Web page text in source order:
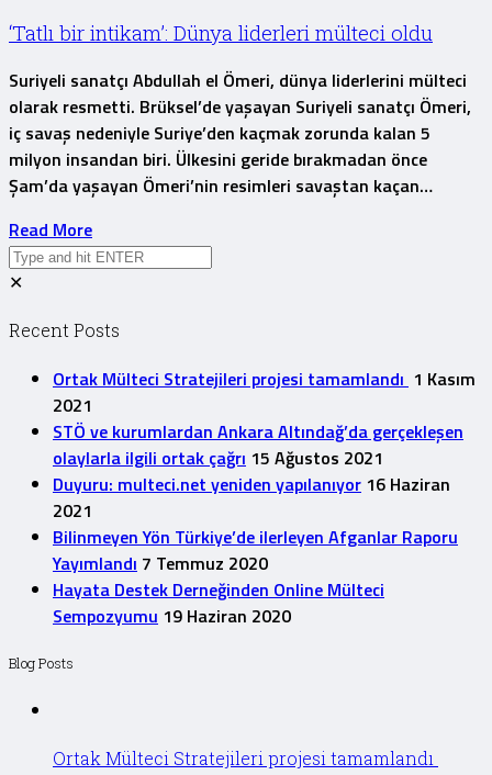
‘Tatlı bir intikam’: Dünya liderleri mülteci oldu
Suriyeli sanatçı Abdullah el Ömeri, dünya liderlerini mülteci
olarak resmetti. Brüksel’de yaşayan Suriyeli sanatçı Ömeri,
iç savaş nedeniyle Suriye’den kaçmak zorunda kalan 5
milyon insandan biri. Ülkesini geride bırakmadan önce
Şam’da yaşayan Ömeri’nin resimleri savaştan kaçan…
Read More
✕
Recent Posts
Ortak Mülteci Stratejileri projesi tamamlandı 1 Kasım
2021
STÖ ve kurumlardan Ankara Altındağ’da gerçekleşen
olaylarla ilgili ortak çağrı 15 Ağustos 2021
Duyuru: multeci.net yeniden yapılanıyor 16 Haziran
2021
Bilinmeyen Yön Türkiye’de ilerleyen Afganlar Raporu
Yayımlandı 7 Temmuz 2020
Hayata Destek Derneğinden Online Mülteci
Sempozyumu 19 Haziran 2020
Blog Posts
Ortak Mülteci Stratejileri projesi tamamlandı